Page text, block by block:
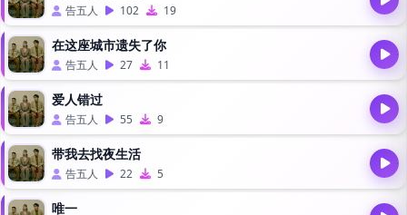
告五人 102 19
在这座城市遗失了你
告五人 27 11
爱人错过
告五人 55 9
带我去找夜生活
告五人 22 5
唯一